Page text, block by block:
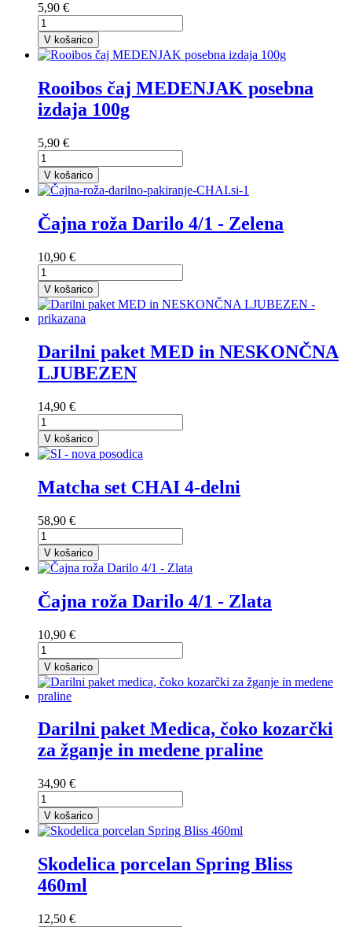
5,90 €
V košarico
Rooibos čaj MEDENJAK posebna
izdaja 100g
5,90 €
V košarico
Čajna roža Darilo 4/1 - Zelena
10,90 €
V košarico
Darilni paket MED in NESKONČNA
LJUBEZEN
14,90 €
V košarico
Matcha set CHAI 4-delni
58,90 €
V košarico
Čajna roža Darilo 4/1 - Zlata
10,90 €
V košarico
Darilni paket Medica, čoko kozarčki
za žganje in medene praline
34,90 €
V košarico
Skodelica porcelan Spring Bliss
460ml
12,50 €